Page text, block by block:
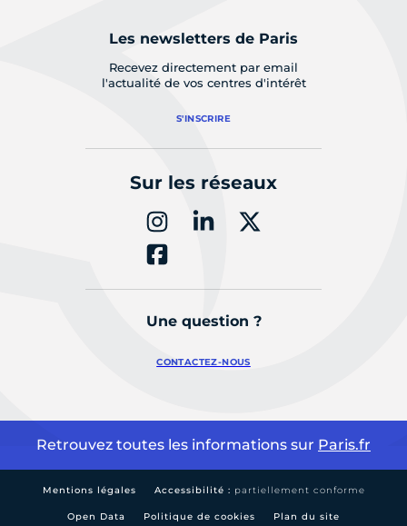
Les newsletters de Paris
Recevez directement par email
l'actualité de vos centres d'intérêt
S'INSCRIRE
Sur les réseaux
Une question ?
CONTACTEZ-NOUS
Retrouvez toutes les informations sur Paris.fr
Mentions légales Accessibilité : partiellement conforme
Open Data Politique de cookies Plan du site